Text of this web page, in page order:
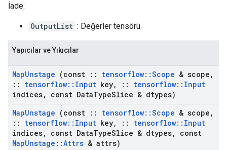
İade:
OutputList : Değerler tensörü.
Yapıcılar ve Yıkıcılar
MapUnstage (const :: tensorflow::Scope & scope ,
::
tensorflow:: Input key, :: tensorflow:: Input
indices, const DataTypeSlice & dtypes)
MapUnstage (const :: tensorflow::Scope & scope ,
::
tensorflow:: Input key, :: tensorflow:: Input
indices, const DataTypeSlice & dtypes,
const
MapUnstage ::Attrs & attrs)